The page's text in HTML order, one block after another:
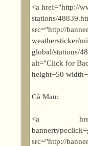
<a href="http://
stations/
src="http://
weathersticker/
global/stations/
alt="Click for
height=50
Cà Mau:
<a
src="http://